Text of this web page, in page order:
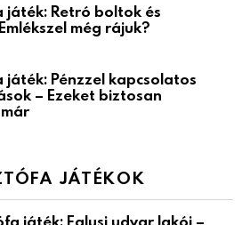
játék: Retró boltok és
még rájuk?
játék: Pénzzel kapcsolatos
– Ezeket biztosan
JÁTÉKOK
játék: Falusi udvar lakói –